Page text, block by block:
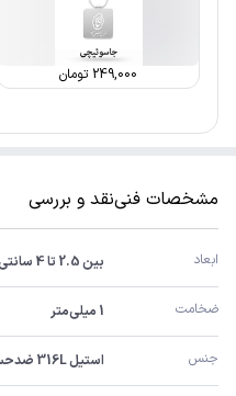
249,000 تومان
مشخصات فنینقد و بررسی
ابعاد بین 2.5 تا 4 سانتی‌متر
ضخامت 1 میلی‌متر
جنس استیل 316L ضدحساسیت